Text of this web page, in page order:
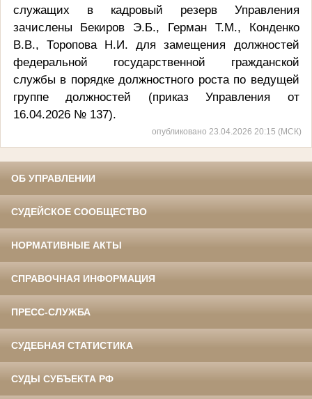
служащих в кадровый резерв Управления
зачислены Бекиров Э.Б., Герман Т.М., Конденко
В.В., Торопова Н.И. для замещения должностей
федеральной государственной гражданской
службы в порядке должностного роста по ведущей
группе должностей (приказ Управления от
16.04.2026 № 137).
опубликовано 23.04.2026 20:15 (МСК)
ОБ УПРАВЛЕНИИ
СУДЕЙСКОЕ СООБЩЕСТВО
НОРМАТИВНЫЕ АКТЫ
СПРАВОЧНАЯ ИНФОРМАЦИЯ
ПРЕСС-СЛУЖБА
СУДЕБНАЯ СТАТИСТИКА
СУДЫ СУБЪЕКТА РФ